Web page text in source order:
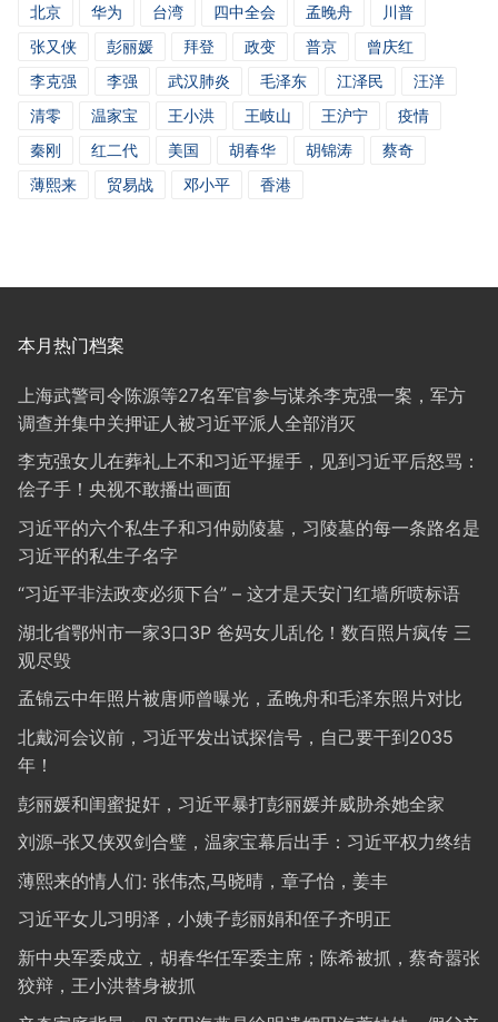
北京
华为 台湾 四中全会 孟晚舟
川普
张又侠
彭丽媛 拜登 政变 普京
曾庆红
李克强
李强 武汉肺炎 毛泽东 江泽民
汪洋
清零
温家宝 王小洪 王岐山 王沪宁
疫情
秦刚
红二代 美国 胡春华 胡锦涛
蔡奇
薄熙来
贸易战 邓小平 香港
本月热门档案
上海武警司令陈源等27名军官参与谋杀李克强一案，军方
调查并集中关押证人被习近平派人全部消灭
李克强女儿在葬礼上不和习近平握手，见到习近平后怒骂：
侩子手！央视不敢播出画面
习近平的六个私生子和习仲勋陵墓，习陵墓的每一条路名是
习近平的私生子名字
“习近平非法政变必须下台” – 这才是天安门红墙所喷标语
湖北省鄂州市一家3口3P 爸妈女儿乱伦！数百照片疯传 三
观尽毁
孟锦云中年照片被唐师曾曝光，孟晚舟和毛泽东照片对比
北戴河会议前，习近平发出试探信号，自己要干到2035
年！
彭丽媛和闺蜜捉奸，习近平暴打彭丽媛并威胁杀她全家
刘源–张又侠双剑合璧，温家宝幕后出手：习近平权力终结
薄熙来的情人们: 张伟杰,马晓晴，章子怡，姜丰
习近平女儿习明泽，小姨子彭丽娟和侄子齐明正
新中央军委成立，胡春华任军委主席；陈希被抓，蔡奇嚣张
狡辩，王小洪替身被抓